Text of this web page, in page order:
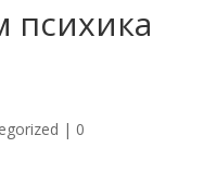
психика
| 0